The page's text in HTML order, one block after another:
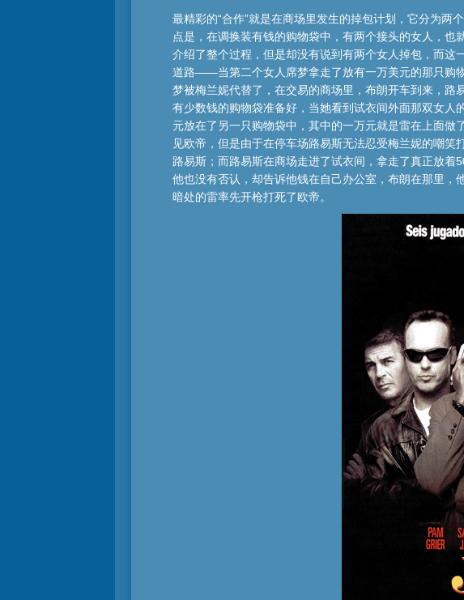
最精彩的“合作”就是在商场里发生的掉包计划，它分为
点是，在调换装有钱的购物袋中，有两个接头的女人，
介绍了整个过程，但是却没有说到有两个女人掉包，而
道路——当第二个女人席梦拿走了放有一万美元的那只购
梦被梅兰妮代替了，在交易的商场里，布朗开车到来，
有少数钱的购物袋准备好，当她看到试衣间外面那双女
元放在了另一只购物袋中，其中的一万元就是雷在上面
见欧帝，但是由于在停车场路易斯无法忍受梅兰妮的嘲
路易斯；而路易斯在商场走进了试衣间，拿走了真正放
他也没有否认，却告诉他钱在自己办公室，布朗在那里，
暗处的雷率先开枪打死了欧帝。